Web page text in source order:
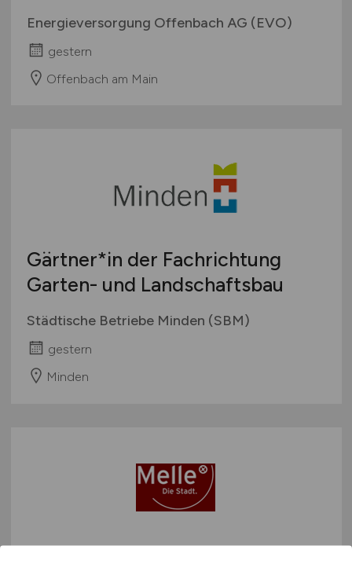
Energieversorgung Offenbach AG (EVO)
gestern
Offenbach am Main
Gärtner*in der Fachrichtung
Garten- und Landschaftsbau
Städtische Betriebe Minden (SBM)
gestern
Minden